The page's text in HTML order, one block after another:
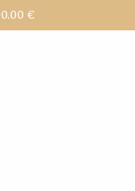
0.00 €